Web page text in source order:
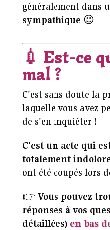
généralement dans
sympathique 😉
💉 Est-ce
mal ?
C'est sans doute la
laquelle vous avez
de s'en inquiéter !
C'est un acte qui
totalement indolore
ont été coupés lors
👉 Vous pouvez
réponses à vos
détaillées) en bas